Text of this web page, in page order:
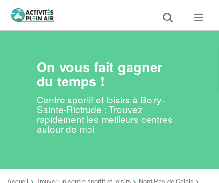
Toggle
search
Toggle
On vous fait gagner
du temps !
Centre sportif et loisirs à Boiry-
Sainte-Rictrude : Trouvez
rapidement les meilleurs centres
autour de moi
Accueil > Trouver un centre sportif et loisirs > Nord Pas-de-Calais >